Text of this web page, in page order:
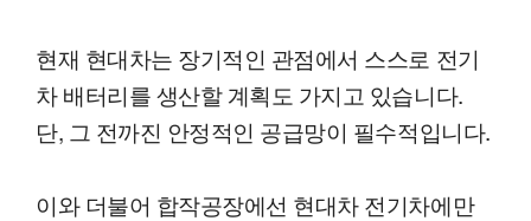
현재 현대차는 장기적인 관점에서 스스로 전기
차 배터리를 생산할 계획도 가지고 있습니다.
단, 그 전까진 안정적인 공급망이 필수적입니다.
이와 더불어 합작공장에선 현대차 전기차에만